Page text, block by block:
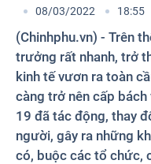
08/03/2022 18:55
(Chinhphu.vn) - Trên
trưởng rất nhanh, trở
kinh tế vươn ra toàn
càng trở nên cấp bách
19 đã tác động, thay
người, gây ra những
có, buộc các tổ chức,